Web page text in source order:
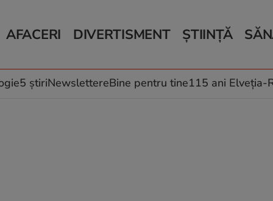
AFACERI
Auto
Locuri de muncă
DIVERTISMENT
Horoscop
Muzică și Filme
ȘTIINȚĂ
Schimbări Relații
5 știriNewslettereBine pentru tine115 ani Elveția-